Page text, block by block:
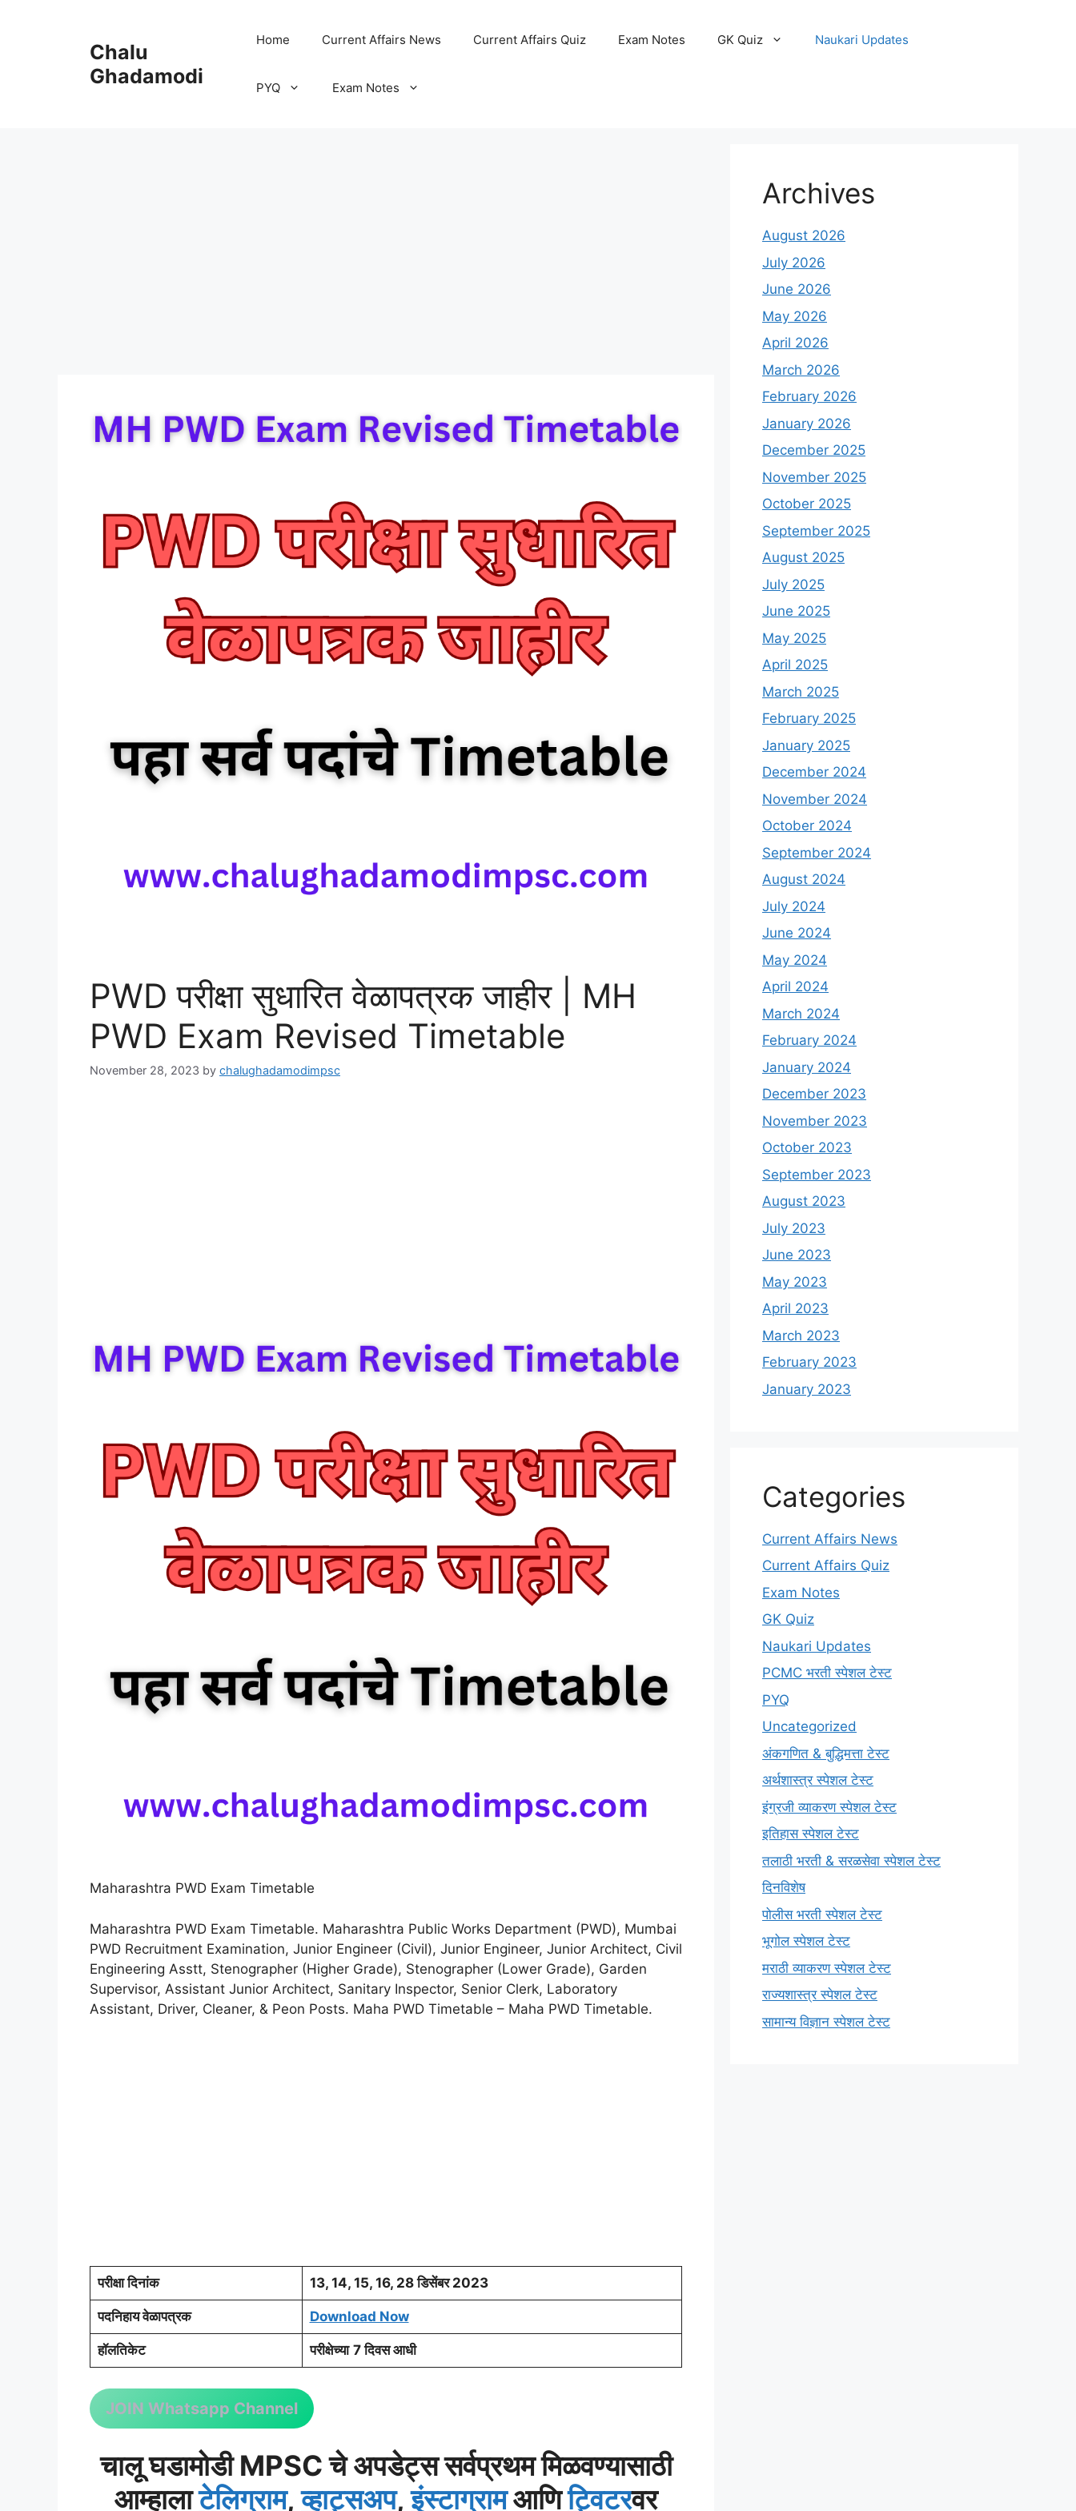
Chalu
Ghadamodi
Home Current Affairs News Current Affairs Quiz Exam Notes GK Quiz Naukari Updates
PYQ Exam Notes
PWD परीक्षा सुधारित वेळापत्रक जाहीर | MH
PWD Exam Revised Timetable
November 28, 2023 by chalughadamodimpsc
Maharashtra PWD Exam Timetable
Maharashtra PWD Exam Timetable. Maharashtra Public Works Department (PWD), Mumbai
PWD Recruitment Examination, Junior Engineer (Civil), Junior Engineer, Junior Architect, Civil
Engineering Asstt, Stenographer (Higher Grade), Stenographer (Lower Grade), Garden
Supervisor, Assistant Junior Architect, Sanitary Inspector, Senior Clerk, Laboratory
Assistant, Driver, Cleaner, & Peon Posts. Maha PWD Timetable – Maha PWD Timetable.
परीक्षा दिनांक 13, 14, 15, 16, 28 डिसेंबर 2023
पदनिहाय वेळापत्रक Download Now
हॉलतिकेट परीक्षेच्या 7 दिवस आधी
JOIN Whatsapp Channel
चालू घडामोडी MPSC चे अपडेट्स सर्वप्रथम मिळवण्यासाठी
आम्हालाटेलिग्राम,व्हाट्सअप,इंस्टाग्रामआणिट्विटरवर
Archives
August 2026
July 2026
June 2026
May 2026
April 2026
March 2026
February 2026
January 2026
December 2025
November 2025
October 2025
September 2025
August 2025
July 2025
June 2025
May 2025
April 2025
March 2025
February 2025
January 2025
December 2024
November 2024
October 2024
September 2024
August 2024
July 2024
June 2024
May 2024
April 2024
March 2024
February 2024
January 2024
December 2023
November 2023
October 2023
September 2023
August 2023
July 2023
June 2023
May 2023
April 2023
March 2023
February 2023
January 2023
Categories
Current Affairs News
Current Affairs Quiz
Exam Notes
GK Quiz
Naukari Updates
PCMC भरती स्पेशल टेस्ट
PYQ
Uncategorized
अंकगणित & बुद्धिमत्ता टेस्ट
अर्थशास्त्र स्पेशल टेस्ट
इंग्रजी व्याकरण स्पेशल टेस्ट
इतिहास स्पेशल टेस्ट
तलाठी भरती & सरळसेवा स्पेशल टेस्ट
दिनविशेष
पोलीस भरती स्पेशल टेस्ट
भूगोल स्पेशल टेस्ट
मराठी व्याकरण स्पेशल टेस्ट
राज्यशास्त्र स्पेशल टेस्ट
सामान्य विज्ञान स्पेशल टेस्ट